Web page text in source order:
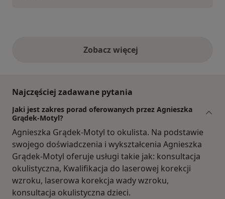
Zobacz więcejopinie powyżej
Najczęściej zadawane pytania
Jaki jest zakres porad oferowanych przez Agnieszka
Grądek-Motyl?
Agnieszka Grądek-Motyl to okulista. Na podstawie
swojego doświadczenia i wykształcenia Agnieszka
Grądek-Motyl oferuje usługi takie jak: konsultacja
okulistyczna, Kwalifikacja do laserowej korekcji
wzroku, laserowa korekcja wady wzroku,
konsultacja okulistyczna dzieci.